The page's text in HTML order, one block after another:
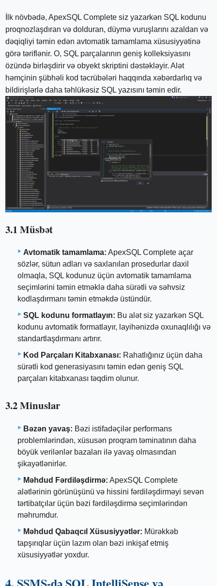
İlk növbədə, ApexSQL Complete siz yazarkən SQL kodunu
proqnozlaşdıran və dolduran, düymə vuruşlarını azaldan və
dəqiqliyi təmin edən avtomatik tamamlama xüsusiyyətinə
görə təriflənir. O, SQL parçalarının geniş kolleksiyasını
özündə birləşdirir və obyekt skriptini dəstəkləyir. Alət
həmçinin şübhəli kod təcrübələri haqqında xəbərdarlıq və
bildirişlərlə daha təhlükəsiz SQL yazısını təmin edir.
3.1 Müsbət
Avtomatik tamamlama: ApexSQL Complete açar
sözlər, sütun adları və saxlanılan prosedurlar daxil
olmaqla, SQL kodunuz üçün avtomatik tamamlama
seçimlərini təmin etməklə daha sürətli və səhvsiz
kodlaşdırmanı təmin etməkdə üstündür.
SQL kodunu formatlayın: Bu alət siz yazarkən SQL
kodunu avtomatik formatlayır, layihənizdə oxunaqlılığı və
standartlaşdırmanı artırır.
Kod Parçaları Kitabxanası: Rahatlığınız üçün daha
sürətli kod generasiyasını təmin edən geniş SQL
parçaları kitabxanası təqdim olunur.
3.2 Minuslar
Bəzən yavaş: Bəzi istifadəçilər performans
problemlərindən, xüsusən proqram təminatının daha
böyük verilənlər bazaları ilə yavaş olmasından
şikayətlənirlər.
Məhdud Fərdiləşdirmə: ApexSQL Complete
alətlərinin görünüşünü və hissini fərdiləşdirməyi sevən
tərtibatçılar üçün bəzi fərdiləşdirmə seçimlərindən
məhrumdur.
Məhdud Qabaqcıl Xüsusiyyətlər: Mürəkkəb
tapşırıqlar üçün lazım olan bəzi inkişaf etmiş
xüsusiyyətlər yoxdur.